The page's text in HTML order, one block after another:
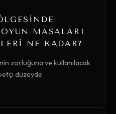
MASALARI
NE KADAR?
zorluğuna ve kullanılacak
düzeyde